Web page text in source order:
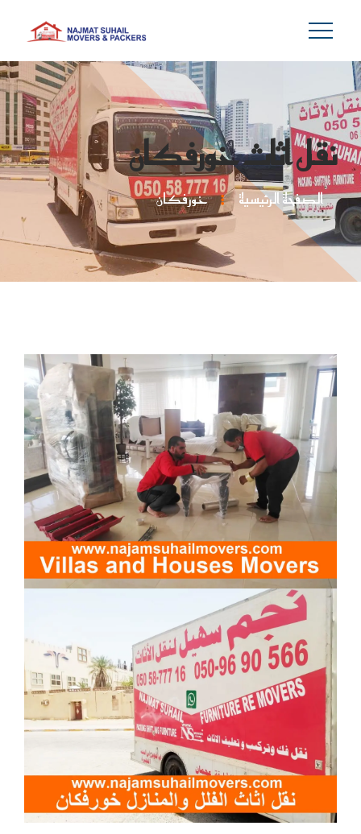
نقل اثاث خورفكان
الصفحة الرئيسية خورفكان